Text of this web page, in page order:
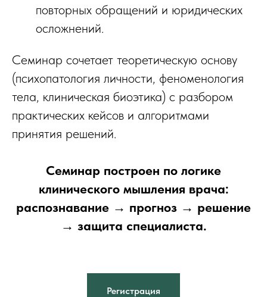
повторных обращений и юридических
осложнений.
Семинар сочетает теоретическую основу
(психопатология личности, феноменология
тела, клиническая биоэтика) с разбором
практических кейсов и алгоритмами
принятия решений.
Семинар построен по логике
клинического мышления врача:
распознавание → прогноз → решение
→ защита специалиста.
Регистрация